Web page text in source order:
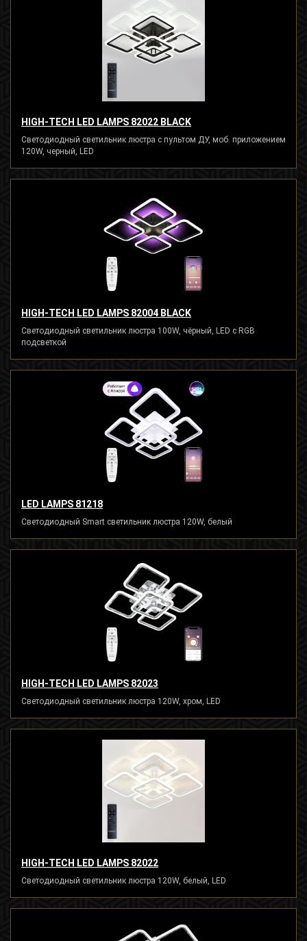
HIGH-TECH LED LAMPS 82022 BLACK
Светодиодный светильник люстра с пультом ДУ, моб. приложением
120W, черный, LED
HIGH-TECH LED LAMPS 82004 BLACK
Светодиодный светильник люстра 100W, чёрный, LED с RGB
подсветкой
LED LAMPS 81218
Светодиодный Smart светильник люстра 120W, белый
HIGH-TECH LED LAMPS 82023
Светодиодный светильник люстра 120W, хром, LED
HIGH-TECH LED LAMPS 82022
Светодиодный светильник люстра 120W, белый, LED